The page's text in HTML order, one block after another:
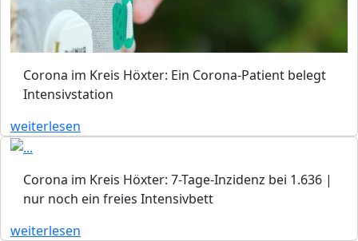
Corona im Kreis Höxter: Ein Corona-Patient belegt
Intensivstation
weiterlesen
Corona im Kreis Höxter: 7-Tage-Inzidenz bei 1.636 |
nur noch ein freies Intensivbett
weiterlesen